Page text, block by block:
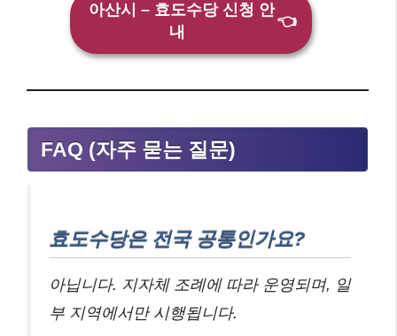
아산시 – 효도수당 신청 안
내
👈
FAQ (자주 묻는 질문)
효도수당은 전국 공통인가요?
아닙니다. 지자체 조례에 따라 운영되며, 일
부 지역에서만 시행됩니다.